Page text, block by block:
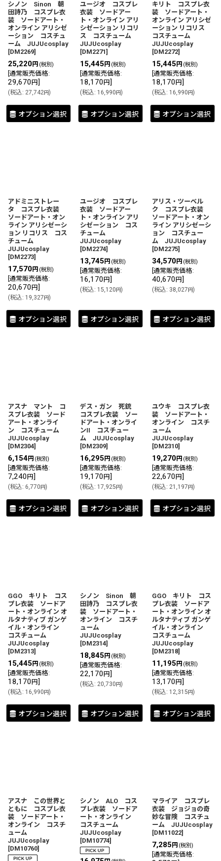
シノン Sinon 朝
田詩乃 コスプレ衣
装 ソードアート・
オンライン アリシゼ
ーション コスチュ
ーム JUJUcosplay
[DM2269]
25,220円 (税別)
通常販売価格:
29,670 円]
(税込: 27,742円)
オプション選択
ユージオ コスプレ
衣装 ソードアー
ト・オンライン アリ
シゼーション リコリ
ス コスチューム
JUJUcosplay
[DM2271]
15,445 円 (税別)
通常販売価格:
18,170 円]
(税込: 16,990円)
オプション選択
キリト コスプレ衣
装 ソードアート・
オンライン アリシゼ
ーション リコリス
コスチューム
JUJUcosplay
[DM2272]
15,445 円 (税別)
通常販売価格:
18,170 円]
(税込: 16,990円)
オプション選択
アドミニストレー
タ コスプレ衣装
ソードアート・オン
ライン アリシゼーシ
ョン リコリス コス
チューム
JUJUcosplay
[DM2273]
17,570円 (税別)
通常販売価格:
20,670 円]
(税込: 19,327円)
オプション選択
ユージオ コスプレ
衣装 ソードアー
ト・オンライン アリ
シゼーション コス
チューム
JUJUcosplay
[DM2274]
13,745 円 (税別)
通常販売価格:
16,170 円]
(税込: 15,120円)
オプション選択
アリス・ツーベル
ク コスプレ衣装
ソードアート・オン
ライン アリシゼーシ
ョン コスチュー
ム JUJUcosplay
[DM2275]
34,570円 (税別)
通常販売価格:
40,670 円]
(税込: 38,027円)
オプション選択
アスナ マント コ
スプレ衣装 ソード
アート・オンライ
ン コスチューム
JUJUcosplay
[DM2304]
6,154円 (税別)
通常販売価格:
7,240 円]
(税込: 6,770円)
オプション選択
デス・ガン 死銃
コスプレ衣装 ソー
ドアート・オンライ
ンII コスチュー
ム JUJUcosplay
[DM2309]
16,295 円 (税別)
通常販売価格:
19,170 円]
(税込: 17,925円)
オプション選択
ユウキ コスプレ衣
装 ソードアート・
オンライン コスチ
ューム
JUJUcosplay
[DM2310]
19,270円 (税別)
通常販売価格:
22,670 円]
(税込: 21,197円)
オプション選択
GGO キリト コス
プレ衣装 ソードア
ート・オンライン オ
ルタナティブ ガンゲ
イル・オンライン
コスチューム
JUJUcosplay
[DM2313]
15,445 円 (税別)
通常販売価格:
18,170 円]
(税込: 16,990円)
オプション選択
シノン Sinon 朝
田詩乃 コスプレ衣
装 ソードアート・
オンライン コスチ
ューム
JUJUcosplay
[DM2314]
18,845 円 (税別)
通常販売価格:
22,170 円]
(税込: 20,730円)
オプション選択
GGO キリト コス
プレ衣装 ソードア
ート・オンライン オ
ルタナティブ ガンゲ
イル・オンライン
コスチューム
JUJUcosplay
[DM2318]
11,195 円 (税別)
通常販売価格:
13,170 円]
(税込: 12,315円)
オプション選択
アスナ この世界と
ともに コスプレ衣
装 ソードアート・
オンライン コスチ
ューム
JUJUcosplay
[DM10760]
シノン ALO コス
プレ衣装 ソードア
ート・オンライン
コスチューム
JUJUcosplay
[DM10774]
マライア コスプレ
衣装 ジョジョの奇
妙な冒険 コスチュ
ーム JUJUcosplay
[DM11022]
7,285 円 (税別)
通常販売価格: